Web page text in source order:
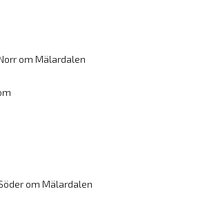
om Mälardalen
om Mälardalen